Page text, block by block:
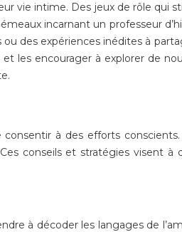
vie intime. Des jeux de rôle qui
incarnant un professeur
des expériences inédites à
les encourager à explorer de
à des efforts
conseils et stratégies visent à
à décoder les langages de